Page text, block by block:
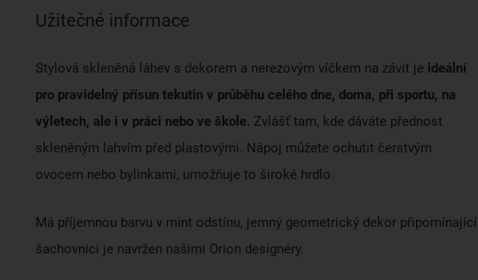
Užitečné informace
Stylová skleněná láhev s dekorem a nerezovým víčkem na závit je ideální
pro pravidelný přísun tekutin v průběhu celého dne, doma, při sportu, na
výletech, ale i v práci nebo ve škole. Zvlášť tam, kde dáváte přednost
skleněným lahvím před plastovými. Nápoj můžete ochutit čerstvým
ovocem nebo bylinkami, umožňuje to široké hrdlo.
Má příjemnou barvu v mint odstínu, jemný geometrický dekor připomínající
šachovnici je navržen našimi Orion designéry.